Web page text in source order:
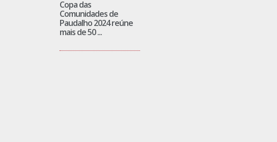
Copa das
Comunidades de
Paudalho 2024 reúne
mais de 50 ...